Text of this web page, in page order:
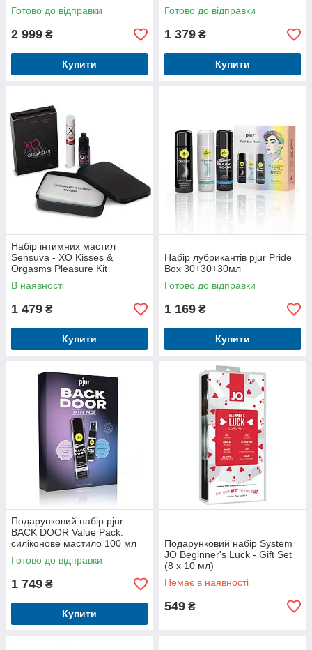
Готово до відправки
2 999 ₴
Купити
Готово до відправки
1 379 ₴
Купити
Набір інтимних мастил
Sensuva - XO Kisses &
Orgasms Pleasure Kit
В наявності
1 479 ₴
Купити
Набір лубрикантів pjur Pride
Box 30+30+30мл
Готово до відправки
1 169 ₴
Купити
Подарунковий набір pjur
BACK DOOR Value Pack:
силіконове мастило 100 мл
та розслаблюючий спрей 20
мл
Готово до відправки
1 749 ₴
Купити
Подарунковий набір System
JO Beginner's Luck - Gift Set
(8 x 10 мл)
Немає в наявності
549 ₴